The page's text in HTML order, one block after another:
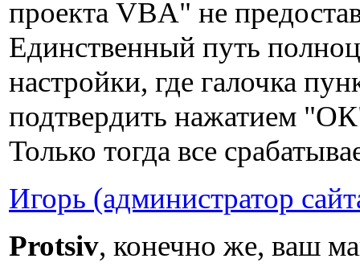
проекта VBA" не
Единственный путь
настройки, где галочка
подтвердить нажатием
Только тогда все
Игорь (администратор
Protsiv, конечно же, ваш